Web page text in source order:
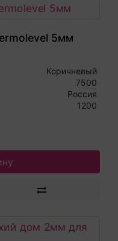
5мм
Коричневый
7500
Россия
1200